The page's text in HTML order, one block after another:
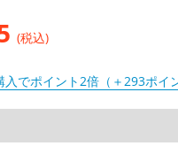
(税込)
でポイント2倍（＋293ポイ